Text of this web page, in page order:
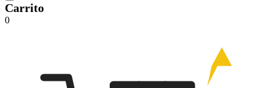
Carrito
0